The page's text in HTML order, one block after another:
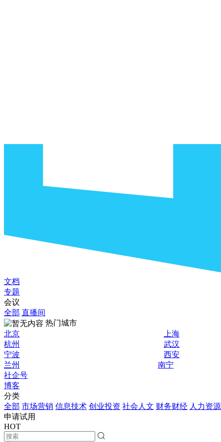
文档
专题
会议
全部 直播间
热门城市
北京
上海
杭州
武汉
宁波
西安
兰州
南宁
社企号
博客
分类
全部 市场营销 信息技术 创业投资 社会人文 财务财经 人力资源
申请试用
HOT